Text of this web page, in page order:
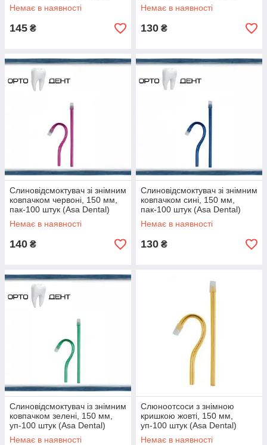
Немає в наявності
145 ₴
Немає в наявності
130 ₴
Слиновідсмоктувач зі знімним
ковпачком червоні, 150 мм,
пак-100 штук (Asa Dental)
Немає в наявності
140 ₴
Слиновідсмоктувач зі знімним
ковпачком сині, 150 мм,
пак-100 штук (Asa Dental)
Немає в наявності
130 ₴
Слиновідсмоктувач із знімним
ковпачком зелені, 150 мм,
уп-100 штук (Asa Dental)
Немає в наявності
Слюноотсоси з знімною
кришкою жовті, 150 мм,
уп-100 штук (Asa Dental)
Немає в наявності